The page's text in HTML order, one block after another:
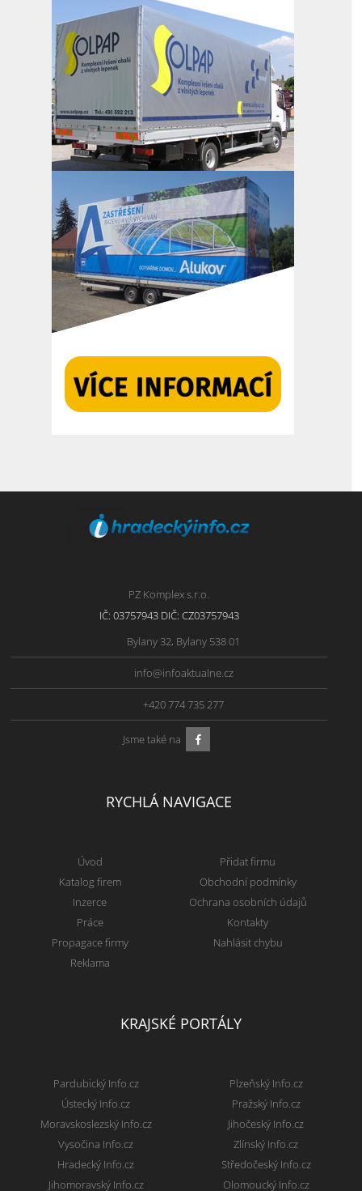
PZ Komplex s.r.o.
IČ: 03757943 DIČ: CZ03757943
Bylany 32, Bylany 538 01
info@infoaktualne.cz
+420 774 735 277
Jsme také na
RYCHLÁ NAVIGACE
Úvod
Katalog firem
Inzerce
Práce
Propagace firmy
Reklama
Přidat firmu
Obchodní podmínky
Ochrana osobních údajů
Kontakty
Nahlásit chybu
KRAJSKÉ PORTÁLY
Pardubický Info.cz
Ústecký Info.cz
Moravskoslezský Info.cz
Vysočina Info.cz
Hradecký Info.cz
Jihomoravský Info.cz
Plzeňský Info.cz
Pražský Info.cz
Jihočeský Info.cz
Zlínský Info.cz
Středočeský Info.cz
Olomoucký Info.cz